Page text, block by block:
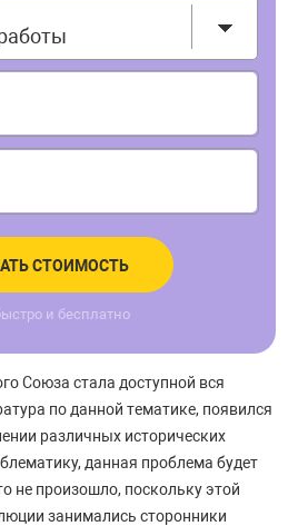
СТОИМОСТЬ
и бесплатно
Союза стала доступной вся
по данной тематике, появился
различных исторических
данная проблема будет
не произошло, поскольку этой
занимались сторонники